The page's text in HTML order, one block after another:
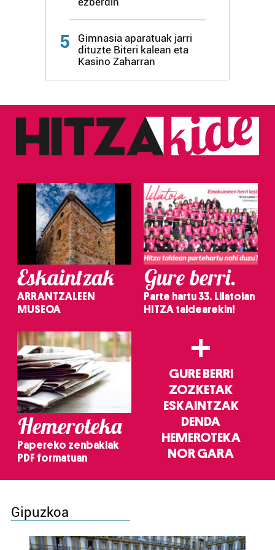
5
Gimnasia aparatuak jarri
dituzte Biteri kalean eta
Kasino Zaharran
Eskaintzak
ARRANTZALEEN
MUSEOA
Gure berri.
Parte hartu 33. Lilatoian
HITZA taldearekin!
Hemeroteka
Papereko zenbakiak
PDF formatuan
+
GURE BERRI
ZOZKETAK
ESKAINTZAK
DENDA
HEMEROTEKA
NOR GARA
Gipuzkoa